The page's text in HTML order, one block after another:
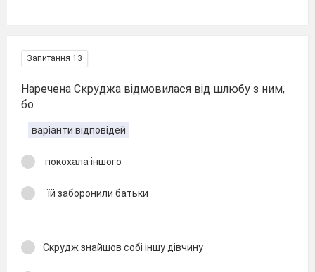
Запитання 13
Наречена Скруджа відмовилася від шлюбу з ним,
бо
варіанти відповідей
покохала іншого
їй заборонили батьки
Скрудж знайшов собі іншу дівчину